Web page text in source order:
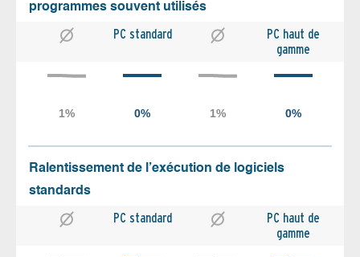
programmes souvent utilisés
PC standard
PC haut de
gamme
Ralentissement de l’exécution de logiciels
standards
PC standard
PC haut de
gamme